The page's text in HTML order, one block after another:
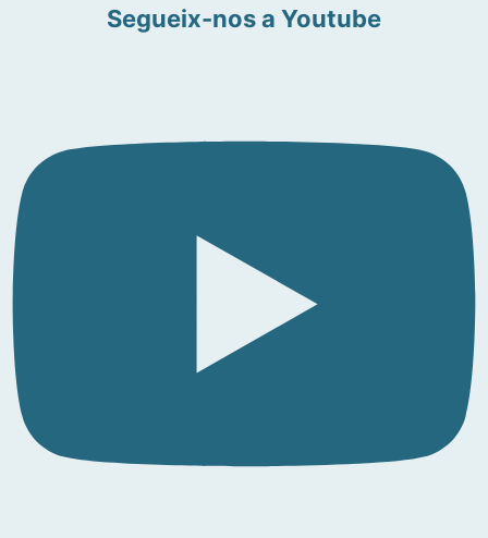
Segueix-nos a Youtube